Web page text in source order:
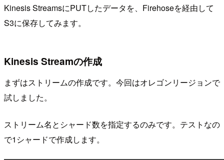
Kinesis StreamsにPUTしたデータを、Firehoseを経由して
S3に保存してみます。
Kinesis Streamの作成
まずはストリームの作成です。今回はオレゴンリージョンで
試しました。
ストリーム名とシャード数を指定するのみです。テストなの
で1シャードで作成します。